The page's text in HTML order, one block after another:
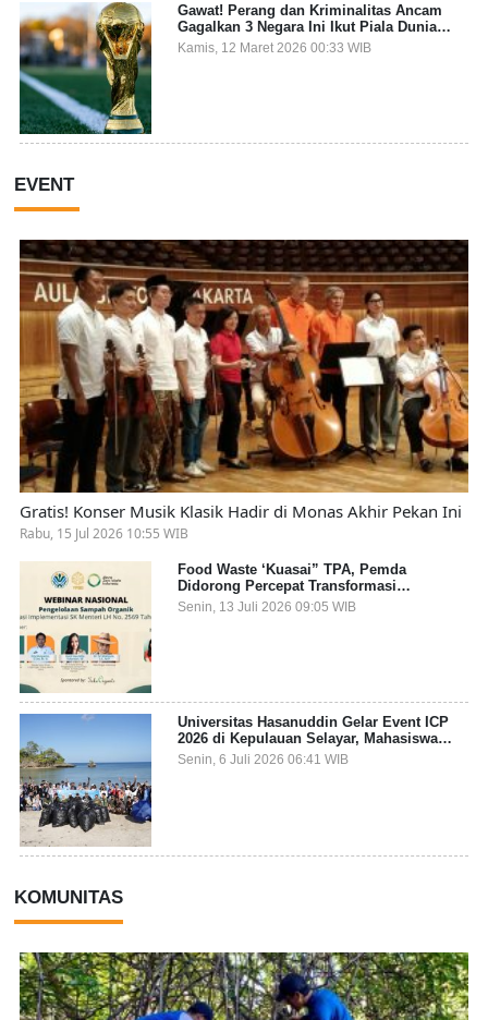
Gawat! Perang dan Kriminalitas Ancam
Gagalkan 3 Negara Ini Ikut Piala Dunia
2026
Kamis, 12 Maret 2026 00:33 WIB
EVENT
Gratis! Konser Musik Klasik Hadir di Monas Akhir Pekan Ini
Rabu, 15 Jul 2026 10:55 WIB
Food Waste ‘Kuasai” TPA, Pemda
Didorong Percepat Transformasi
Pengelolaan Sampah Organik dari Sumber
Senin, 13 Juli 2026 09:05 WIB
Universitas Hasanuddin Gelar Event ICP
2026 di Kepulauan Selayar, Mahasiswa
dari 27 Negara Jadi Partisipan
Senin, 6 Juli 2026 06:41 WIB
KOMUNITAS